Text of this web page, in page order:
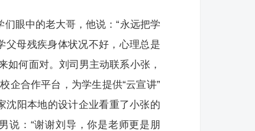
眼中的老大哥，他说：“永远把学
父母残疾身体状况不好，心理总是
如何面对。刘司男主动联系小张，
企合作平台，为学生提供“云宣讲”
沈阳本地的设计企业看重了小张的
说：“谢谢刘导，你是老师更是朋